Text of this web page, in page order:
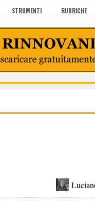
STRUMENTI RUBRICHE